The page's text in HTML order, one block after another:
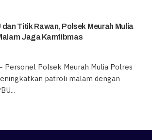
Titik Rawan, Polsek Meurah Mulia
Jaga Kamtibmas
Personel Polsek Meurah Mulia Polres
patroli malam dengan